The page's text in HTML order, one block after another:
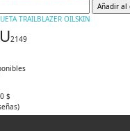
Añadir al
TRAILBLAZER OILSKIN
2149
$
)